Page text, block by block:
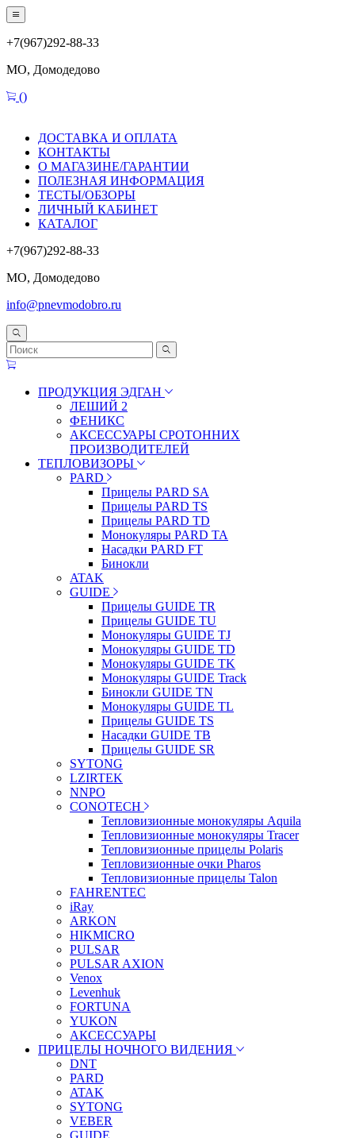
+7(967)292-88-33
МО, Домодедово
()
ДОСТАВКА И ОПЛАТА
КОНТАКТЫ
О МАГАЗИНЕ/ГАРАНТИИ
ПОЛЕЗНАЯ ИНФОРМАЦИЯ
ТЕСТЫ/ОБЗОРЫ
ЛИЧНЫЙ КАБИНЕТ
КАТАЛОГ
+7(967)292-88-33
МО, Домодедово
info@pnevmodobro.ru
ПРОДУКЦИЯ ЭДГАН
ЛЕШИЙ 2
ФЕНИКС
АКСЕССУАРЫ СРОТОННИХ
ПРОИЗВОДИТЕЛЕЙ
ТЕПЛОВИЗОРЫ
PARD
Прицелы PARD SA
Прицелы PARD TS
Прицелы PARD TD
Монокуляры PARD TA
Насадки PARD FT
Бинокли
ATAK
GUIDE
Прицелы GUIDE TR
Прицелы GUIDE TU
Монокуляры GUIDE TJ
Монокуляры GUIDE TD
Монокуляры GUIDE TK
Монокуляры GUIDE Track
Бинокли GUIDE TN
Монокуляры GUIDE TL
Прицелы GUIDE TS
Насадки GUIDE TB
Прицелы GUIDE SR
SYTONG
LZIRTEK
NNPO
CONOTECH
Тепловизионные монокуляры Aquila
Тепловизионные монокуляры Tracer
Тепловизионные прицелы Polaris
Тепловизионные очки Pharos
Тепловизионные прицелы Talon
FAHRENTEC
iRay
ARKON
HIKMICRO
PULSAR
PULSAR AXION
Venox
Levenhuk
FORTUNA
YUKON
АКСЕССУАРЫ
ПРИЦЕЛЫ НОЧНОГО ВИДЕНИЯ
DNT
PARD
ATAK
SYTONG
VEBER
GUIDE